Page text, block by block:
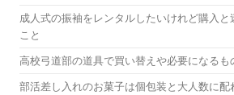
成人式の振袖をレンタルしたいけれど購入
こと
高校弓道部の道具で買い替えや必要になる
部活差し入れのお菓子は個包装と大人数に配